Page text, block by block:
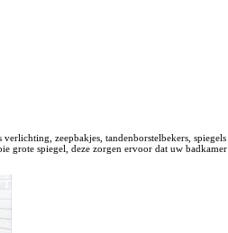
zeepbakjes, tandenborstelbekers, spiegels
grote spiegel, deze zorgen ervoor dat uw badkamer